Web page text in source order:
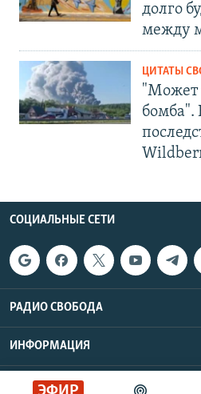
долго
между
ЦИТАТЫ
"Может
бомба".
СОЦИАЛЬНЫЕ СЕТИ
РАДИО СВОБОДА
ИНФОРМАЦИЯ
Радио Свобода © 2026 RFE/